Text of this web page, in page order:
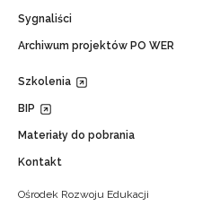
Sygnaliści
Archiwum projektów PO WER
Szkolenia
BIP
Materiały do pobrania
Kontakt
Ośrodek Rozwoju Edukacji